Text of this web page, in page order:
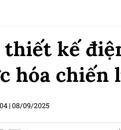
kế
hóa chiến
|08/09/2025